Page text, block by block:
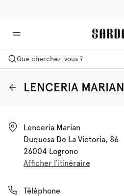
Que cherchez-vous ?
LENCERIA MARIAN
Lenceria Marian
Duquesa De La Victoria, 86
26004 Logrono
Afficher l’itinéraire
Téléphone